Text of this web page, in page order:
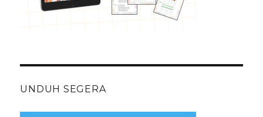
UNDUH SEGERA